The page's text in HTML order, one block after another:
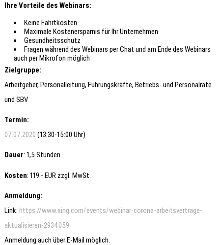
Ihre Vorteile des Webinars:
Keine Fahrtkosten
Maximale Kostenersparnis für Ihr Unternehmen
Gesundheitsschutz
Fragen während des Webinars per Chat und am Ende des Webinars
auch per Mikrofon möglich
Zielgruppe:
Arbeitgeber, Personalleitung, Führungskräfte, Betriebs- und Personalräte
und SBV
Termin:
07.07.2020(13:30-15:00 Uhr)
Dauer: 1,5 Stunden
Kosten: 119.- EUR zzgl. MwSt.
Anmeldung:
Link: https://www.xing.com/events/webinar-corona-arbeitsvertrage-
aktualisieren-2934059
Anmeldung auch über E-Mail möglich.